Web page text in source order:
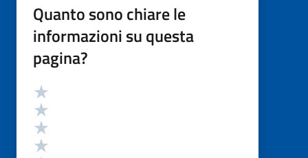
Quanto sono chiare le
informazioni su questa
pagina?
Valutazione